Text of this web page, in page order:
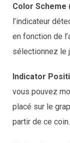
Color Scheme
l’indicateur
en fonction de
sélectionnez le
Indicator
vous pouvez
placé sur le
partir de ce coin.